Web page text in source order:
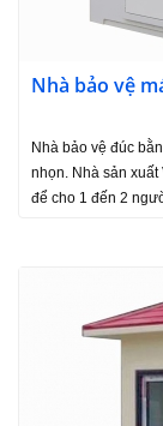
Nhà bảo vệ
Nhà bảo vệ đúc
nhọn. Nhà sản
để cho 1 đến 2